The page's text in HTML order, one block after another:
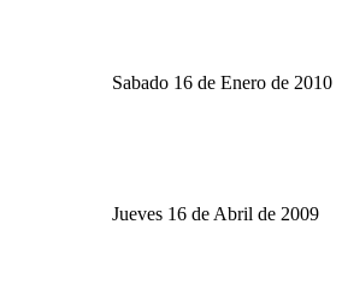
Sabado 16 de Enero de 2010
Jueves 16 de Abril de 2009